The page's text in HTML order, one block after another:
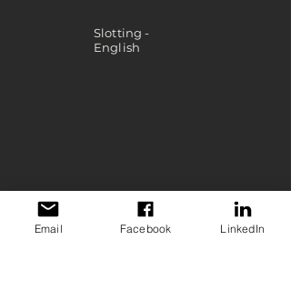
Slotting -
English
Slitting - English
Email Facebook LinkedIn